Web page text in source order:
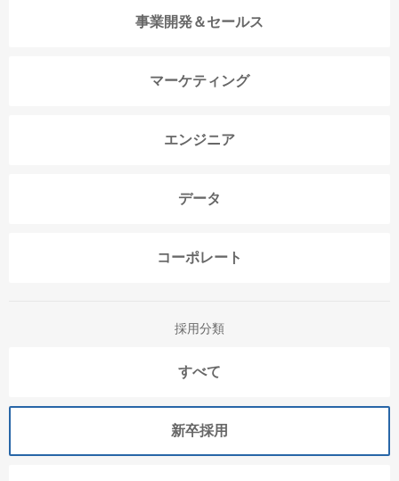
事業開発＆セールス
マーケティング
エンジニア
データ
コーポレート
採用分類
すべて
新卒採用